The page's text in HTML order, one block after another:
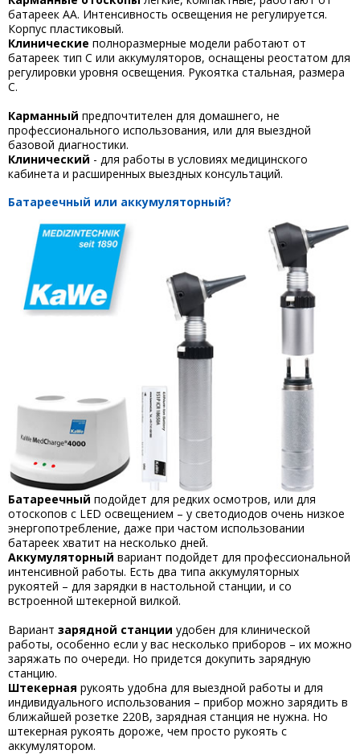
батареек АА. Интенсивность освещения не регулируется.
Корпус пластиковый.
Клинические полноразмерные модели работают от
батареек тип С или аккумуляторов, оснащены реостатом для
регулировки уровня освещения. Рукоятка стальная, размера
С.
Карманный предпочтителен для домашнего, не
профессионального использования, или для выездной
базовой диагностики.
Клинический - для работы в условиях медицинского
кабинета и расширенных выездных консультаций.
Батареечный или аккумуляторный?
Батареечный подойдет для редких осмотров, или для
отоскопов с LED освещением – у светодиодов очень низкое
энергопотребление, даже при частом использовании
батареек хватит на несколько дней.
Аккумуляторный вариант подойдет для профессиональной
интенсивной работы. Есть два типа аккумуляторных
рукоятей – для зарядки в настольной станции, и со
встроенной штекерной вилкой.
Вариант зарядной станции удобен для клинической
работы, особенно если у вас несколько приборов – их можно
заряжать по очереди. Но придется докупить зарядную
станцию.
Штекерная рукоять удобна для выездной работы и для
индивидуального использования – прибор можно зарядить в
ближайшей розетке 220В, зарядная станция не нужна. Но
штекерная рукоять дороже, чем просто рукоять с
аккумулятором.